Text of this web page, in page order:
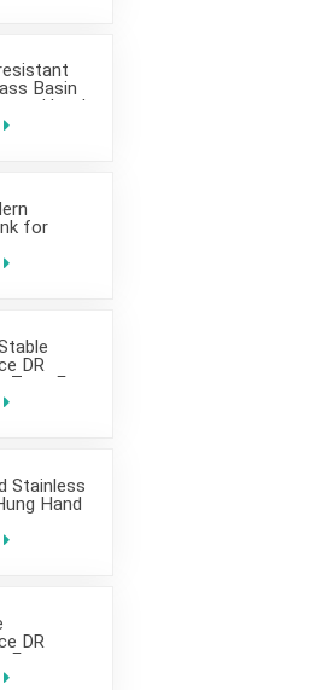
Basin
Hotel
for
DR
Taps For
Project
Stainless
Hand
DR
Faucet
Grade